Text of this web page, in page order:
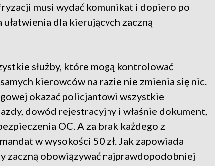
musi wydać komunikat i dopiero po
dla kierujących zaczną
służby, które mogą kontrolować
kierowców na razie nie zmienia się nic.
okazać policjantowi wszystkie
dowód rejestracyjny i właśnie dokument,
OC. A za brak każdego z
w wysokości 50 zł. Jak zapowiada
obowiązywać najprawdopodobniej